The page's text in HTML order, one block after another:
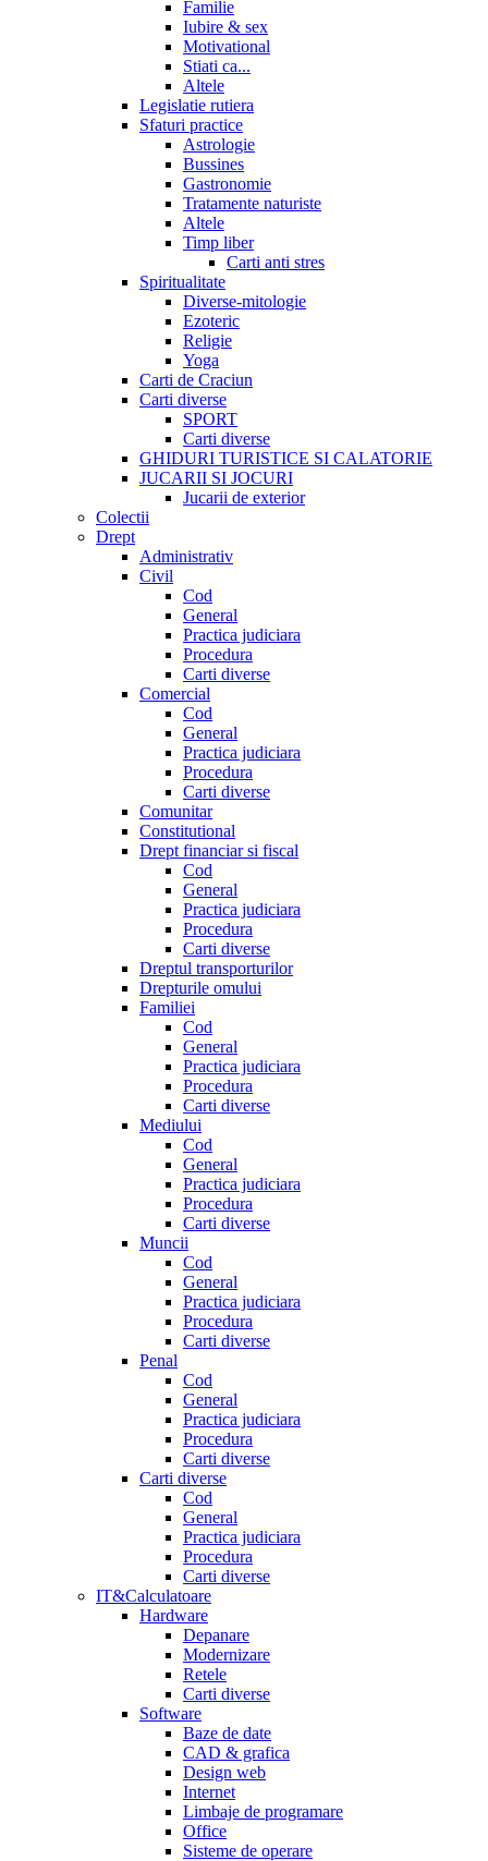
Familie
Iubire & sex
Motivational
Stiati ca...
Altele
Legislatie rutiera
Sfaturi practice
Astrologie
Bussines
Gastronomie
Tratamente naturiste
Altele
Timp liber
Carti anti stres
Spiritualitate
Diverse-mitologie
Ezoteric
Religie
Yoga
Carti de Craciun
Carti diverse
SPORT
Carti diverse
GHIDURI TURISTICE SI CALATORIE
JUCARII SI JOCURI
Jucarii de exterior
Colectii
Drept
Administrativ
Civil
Cod
General
Practica judiciara
Procedura
Carti diverse
Comercial
Cod
General
Practica judiciara
Procedura
Carti diverse
Comunitar
Constitutional
Drept financiar si fiscal
Cod
General
Practica judiciara
Procedura
Carti diverse
Dreptul transporturilor
Drepturile omului
Familiei
Cod
General
Practica judiciara
Procedura
Carti diverse
Mediului
Cod
General
Practica judiciara
Procedura
Carti diverse
Muncii
Cod
General
Practica judiciara
Procedura
Carti diverse
Penal
Cod
General
Practica judiciara
Procedura
Carti diverse
Carti diverse
Cod
General
Practica judiciara
Procedura
Carti diverse
IT&Calculatoare
Hardware
Depanare
Modernizare
Retele
Carti diverse
Software
Baze de date
CAD & grafica
Design web
Internet
Limbaje de programare
Office
Sisteme de operare